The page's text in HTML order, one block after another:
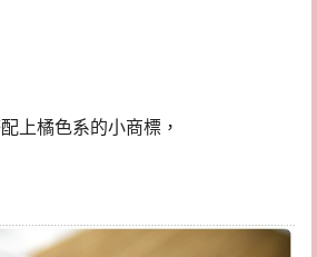
上橘色系的小商標，